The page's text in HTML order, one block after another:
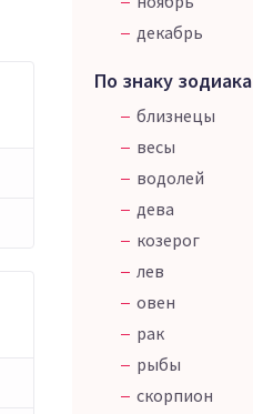
декабрь
По знаку зодиака
близнецы
весы
водолей
дева
козерог
лев
овен
рак
рыбы
скорпион